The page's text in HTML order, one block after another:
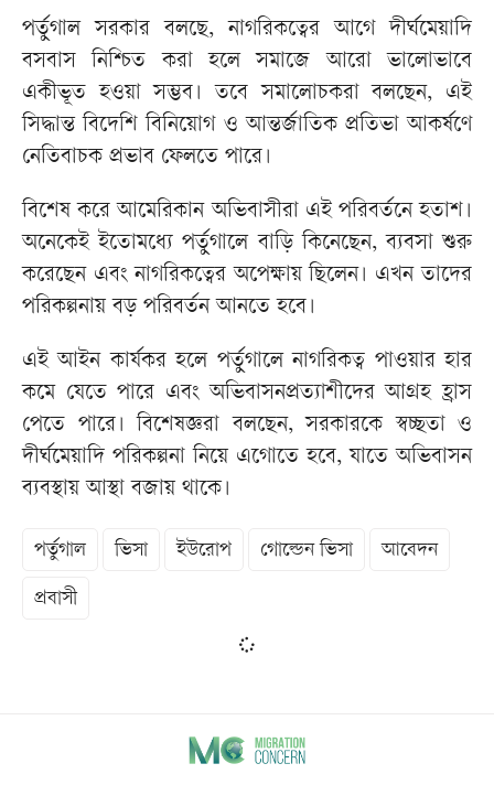
পর্তুগাল সরকার বলছে, নাগরিকত্বের আগে দীর্ঘমেয়াদি
বসবাস নিশ্চিত করা হলে সমাজে আরো ভালোভাবে
একীভূত হওয়া সম্ভব। তবে সমালোচকরা বলছেন, এই
সিদ্ধান্ত বিদেশি বিনিয়োগ ও আন্তর্জাতিক প্রতিভা আকর্ষণে
নেতিবাচক প্রভাব ফেলতে পারে।
বিশেষ করে আমেরিকান অভিবাসীরা এই পরিবর্তনে হতাশ।
অনেকেই ইতোমধ্যে পর্তুগালে বাড়ি কিনেছেন, ব্যবসা শুরু
করেছেন এবং নাগরিকত্বের অপেক্ষায় ছিলেন। এখন তাদের
পরিকল্পনায় বড় পরিবর্তন আনতে হবে।
এই আইন কার্যকর হলে পর্তুগালে নাগরিকত্ব পাওয়ার হার
কমে যেতে পারে এবং অভিবাসনপ্রত্যাশীদের আগ্রহ হ্রাস
পেতে পারে। বিশেষজ্ঞরা বলছেন, সরকারকে স্বচ্ছতা ও
দীর্ঘমেয়াদি পরিকল্পনা নিয়ে এগোতে হবে, যাতে অভিবাসন
ব্যবস্থায় আস্থা বজায় থাকে।
পর্তুগাল ভিসা ইউরোপ গোল্ডেন ভিসা আবেদন
প্রবাসী